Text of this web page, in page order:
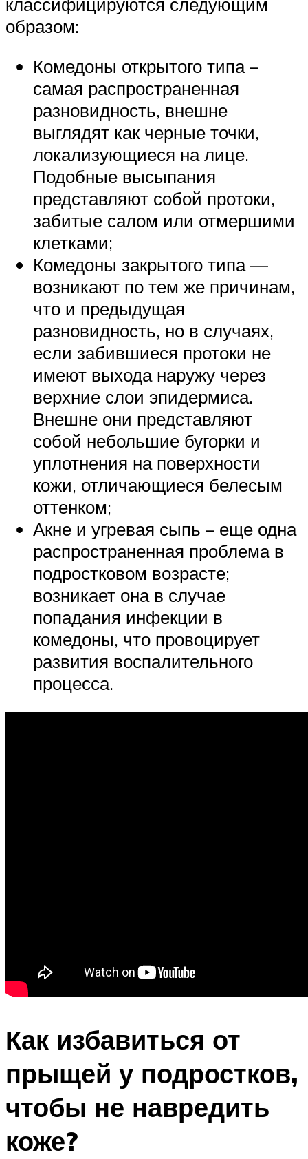
образом:
Комедоны открытого типа –
самая распространенная
разновидность, внешне
выглядят как черные точки,
локализующиеся на лице.
Подобные высыпания
представляют собой протоки,
забитые салом или отмершими
клетками;
Комедоны закрытого типа —
возникают по тем же причинам,
что и предыдущая
разновидность, но в случаях,
если забившиеся протоки не
имеют выхода наружу через
верхние слои эпидермиса.
Внешне они представляют
собой небольшие бугорки и
уплотнения на поверхности
кожи, отличающиеся белесым
оттенком;
Акне и угревая сыпь – еще одна
распространенная проблема в
подростковом возрасте;
возникает она в случае
попадания инфекции в
комедоны, что провоцирует
развития воспалительного
процесса.
Как избавиться от
прыщей у подростков,
чтобы не навредить
коже?